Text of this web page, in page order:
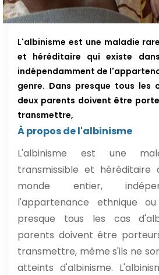
L'albinisme est une maladie
et héréditaire qui existe
indépendamment de
genre. Dans presque tous les
deux parents doivent être
transmettre,
À propos de l'albinisme
L'albinisme est une
transmissible et héréditaire
monde entier,
l'appartenance ethnique
presque tous les cas
parents doivent être
transmettre, même s'ils ne
atteints d'albinisme.